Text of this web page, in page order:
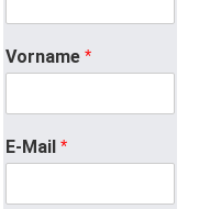
Vorname *
E-Mail *